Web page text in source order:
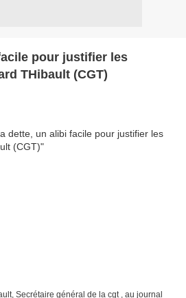
pour justifier les
THibault (CGT)
Secrétaire général de la cgt , au journal